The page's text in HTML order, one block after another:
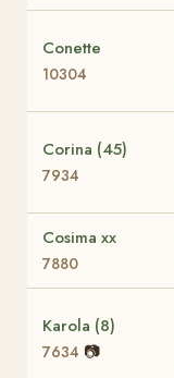
Conette
10304
Corina (45)
7934
Cosima xx
7880
Karola (8)
7634 📷